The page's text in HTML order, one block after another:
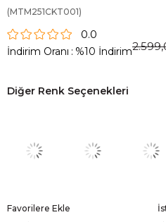
(MTM251CKT001)
0.0
İndirim Oranı : %10 İndirim
Diğer Renk Seçenekleri
Favorilere Ekle